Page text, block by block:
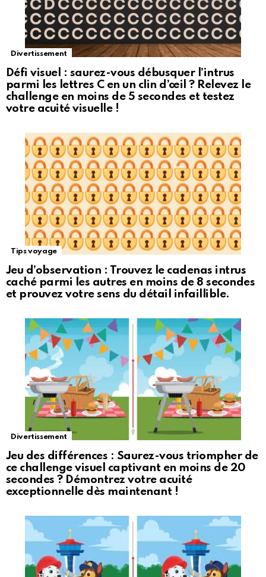
Divertissement
Défi visuel : saurez-vous débusquer l’intrus
parmi les lettres C en un clin d’œil ? Relevez le
challenge en moins de 5 secondes et testez
votre acuité visuelle !
Tips voyage
Jeu d’observation : Trouvez le cadenas intrus
caché parmi les autres en moins de 8 secondes
et prouvez votre sens du détail infaillible.
Divertissement
Jeu des différences : Saurez-vous triompher de
ce challenge visuel captivant en moins de 20
secondes ? Démontrez votre acuité
exceptionnelle dès maintenant !